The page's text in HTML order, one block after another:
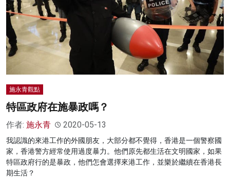
施永青觀點
特區政府在施暴政嗎？
作者: 施永青 2020-05-13
我認識的來港工作的外國朋友，大部分都不覺得，香港是一個警察國
家，香港警方經常使用過度暴力。他們原先都生活在文明國家，如果
特區政府行的是暴政，他們怎會選擇來港工作，並樂於繼續在香港長
期生活？